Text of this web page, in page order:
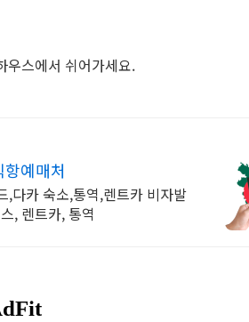
우스에서 쉬어가세요.
예매처
,다카 숙소,통역,렌트카 비자발
, 렌트카, 통역